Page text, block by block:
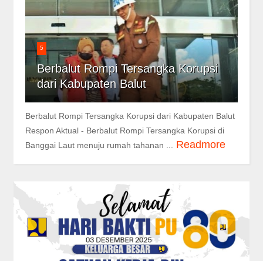
5
Berbalut Rompi Tersangka Korupsi
dari Kabupaten Balut
Berbalut Rompi Tersangka Korupsi dari Kabupaten Balut
Respon Aktual - Berbalut Rompi Tersangka Korupsi di
Banggai Laut menuju rumah tahanan ... Readmore